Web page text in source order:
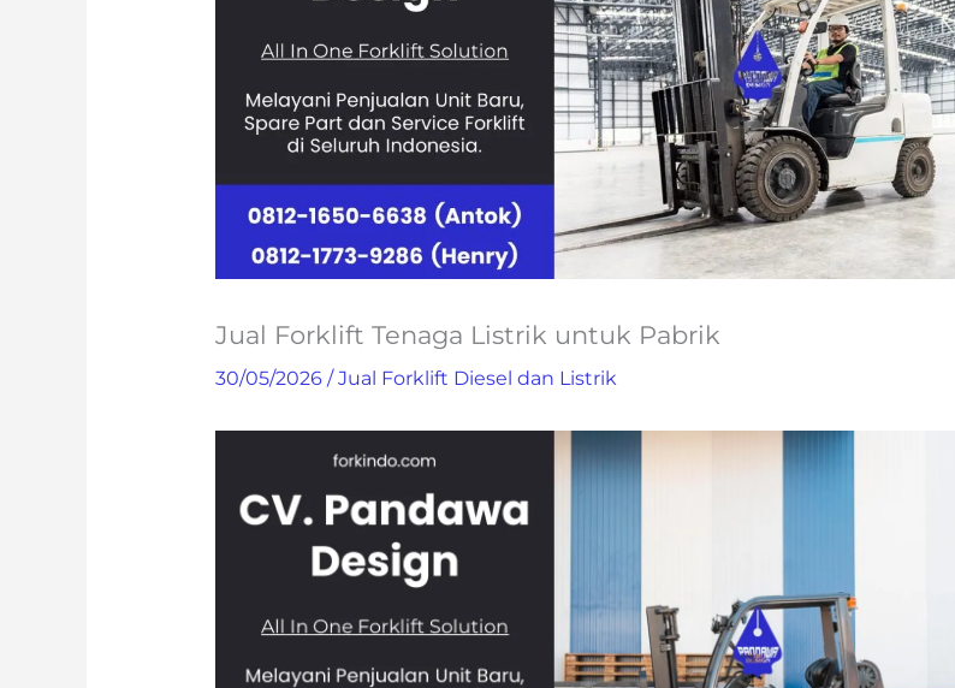
Jual Forklift Tenaga Listrik untuk Pabrik
30/05/2026 /Jual Forklift Diesel dan Listrik